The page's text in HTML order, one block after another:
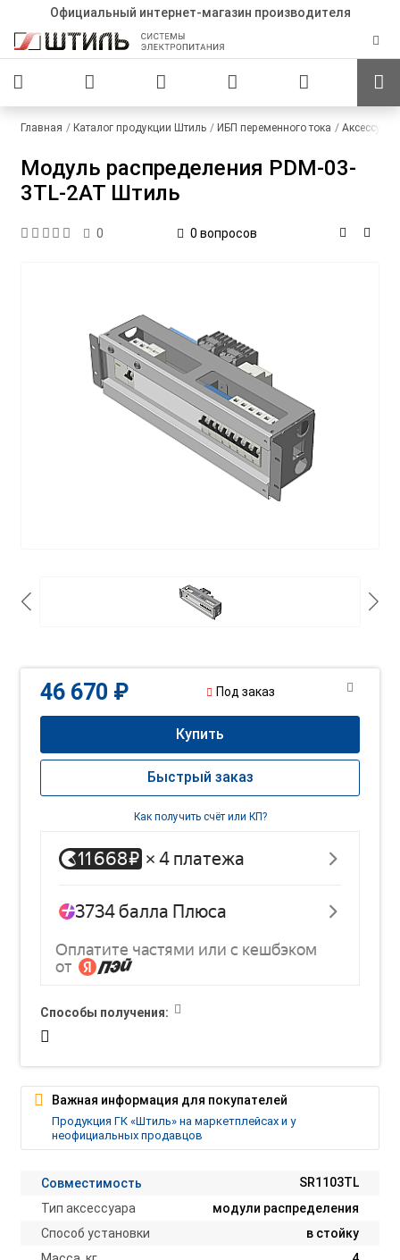
Официальный интернет-магазин производителя
Главная Каталог продукции Штиль ИБП переменного тока
Модуль распределения PDM-03-
3TL-2AT Штиль
0 0 вопросов
Совместимость
SR1103TL
Тип аксессуара
модули распределения
Способ установки
в стойку
46 670 ₽ Под заказ
Купить
Быстрый заказ
Как получить счёт или КП?
Способы получения:
Важная информация для покупателей
Продукция ГК «Штиль» на маркетплейсах и у
неофициальных продавцов